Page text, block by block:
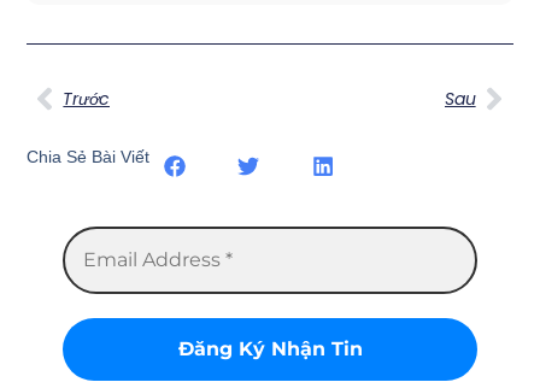
Trước Sau
Chia Sẻ Bài Viết